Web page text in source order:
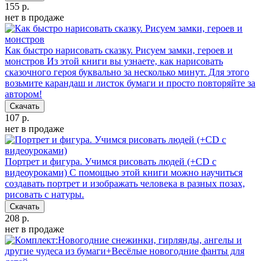
155 р.
нет в продаже
Как быстро нарисовать сказку. Рисуем замки, героев и
монстров Из этой книги вы узнаете, как нарисовать
сказочного героя буквально за несколько минут. Для этого
возьмите карандаш и листок бумаги и просто повторяйте за
автором!
Скачать
107 р.
нет в продаже
Портрет и фигура. Учимся рисовать людей (+CD с
видеоуроками) С помощью этой книги можно научиться
создавать портрет и изображать человека в разных позах,
рисовать с натуры.
Скачать
208 р.
нет в продаже